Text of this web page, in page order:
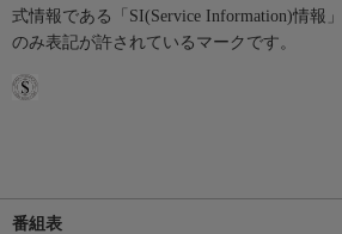
式情報である「SI(Service Information)情報
のみ表記が許されているマークです。
番組表